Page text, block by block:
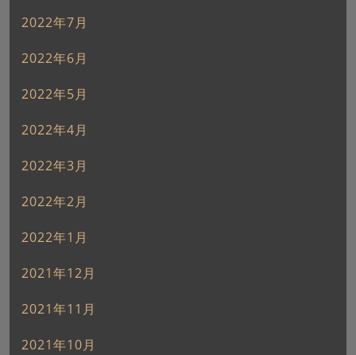
2022年7月
2022年6月
2022年5月
2022年4月
2022年3月
2022年2月
2022年1月
2021年12月
2021年11月
2021年10月